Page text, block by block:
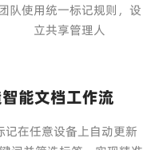
队使用统一标记规则，设
立共享管理人
能文档工作流
记在任意设备上自动更新